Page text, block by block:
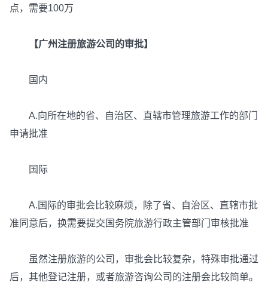
点，需要100万
【广州注册旅游公司的审批】
国内
A.向所在地的省、自治区、直辖市管理旅游工作的部门
申请批准
国际
A.国际的审批会比较麻烦，除了省、自治区、直辖市批
准同意后，换需要提交国务院旅游行政主管部门审核批准
虽然注册旅游的公司，审批会比较复杂，特殊审批通过
后，其他登记注册，或者旅游咨询公司的注册会比较简单。